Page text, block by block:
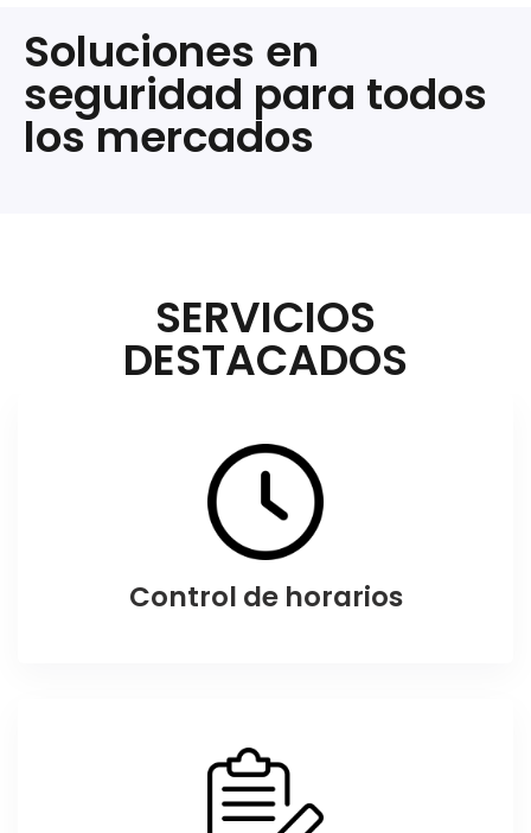
Soluciones en
seguridad para todos
los mercados
SERVICIOS
DESTACADOS
Control de horarios